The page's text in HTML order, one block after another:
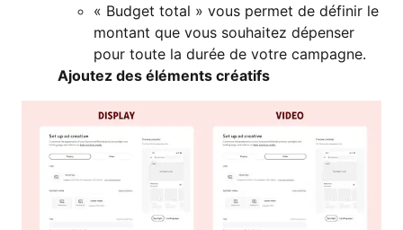
« Budget total » vous permet de définir le
montant que vous souhaitez dépenser
pour toute la durée de votre campagne.
Ajoutez des éléments créatifs